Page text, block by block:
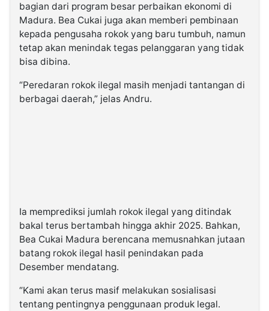
bagian dari program besar perbaikan ekonomi di
Madura. Bea Cukai juga akan memberi pembinaan
kepada pengusaha rokok yang baru tumbuh, namun
tetap akan menindak tegas pelanggaran yang tidak
bisa dibina.
“Peredaran rokok ilegal masih menjadi tantangan di
berbagai daerah,” jelas Andru.
Ia memprediksi jumlah rokok ilegal yang ditindak
bakal terus bertambah hingga akhir 2025. Bahkan,
Bea Cukai Madura berencana memusnahkan jutaan
batang rokok ilegal hasil penindakan pada
Desember mendatang.
“Kami akan terus masif melakukan sosialisasi
tentang pentingnya penggunaan produk legal.